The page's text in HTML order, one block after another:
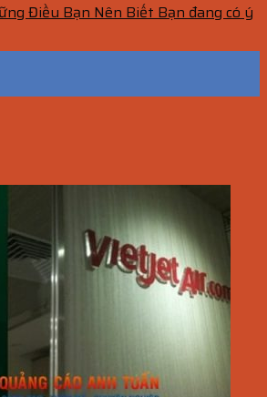
Điều Bạn Nên Biết Bạn đang có ý